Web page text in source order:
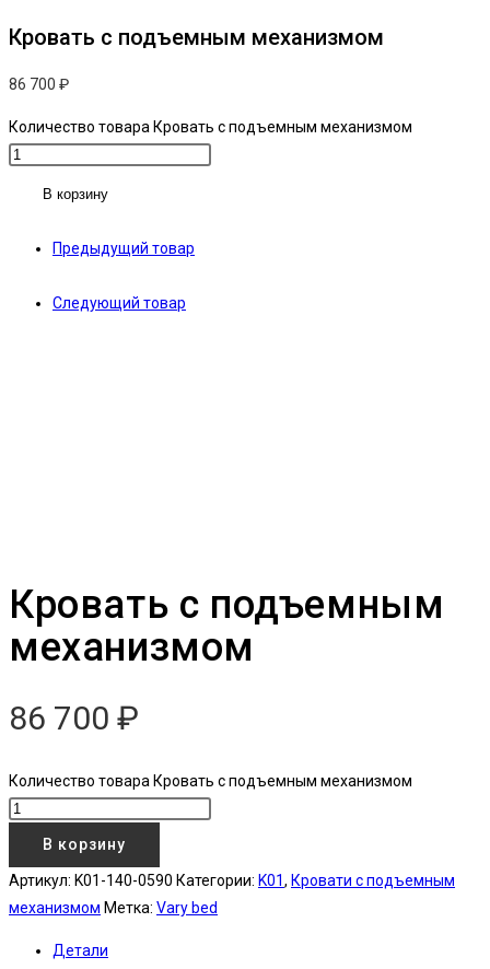
Кровать с подъемным механизмом
86 700 ₽
Количество товара Кровать с подъемным механизмом
В корзину
Предыдущий товар
Следующий товар
Кровать с подъемным
механизмом
86 700 ₽
Количество товара Кровать с подъемным механизмом
В корзину
Артикул: K01-140-0590 Категории: K01, Кровати с подъемным
механизмом Метка: Vary bed
Детали